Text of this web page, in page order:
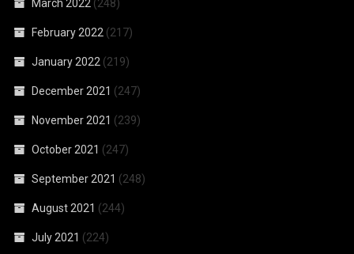
March 2022 (248)
February 2022 (217)
January 2022 (219)
December 2021 (247)
November 2021 (239)
October 2021 (247)
September 2021 (248)
August 2021 (244)
July 2021 (224)